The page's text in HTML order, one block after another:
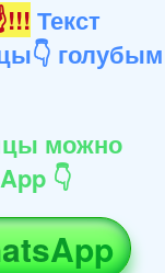
Текст
голубым
можно
👇